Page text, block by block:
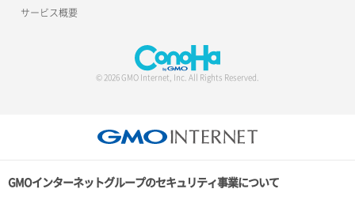
サービス概要
© 2026 GMO Internet, Inc. All Rights Reserved.
GMOインターネットグループのセキュリティ事業について